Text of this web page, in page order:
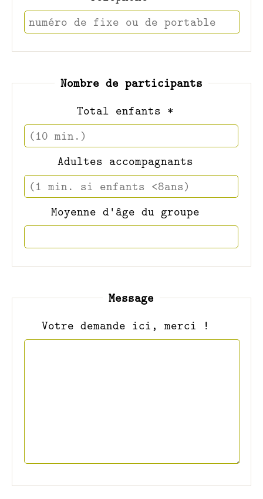
Nombre de participants
Total enfants *
Adultes accompagnants
Moyenne d'âge du groupe
Message
Votre demande ici, merci !